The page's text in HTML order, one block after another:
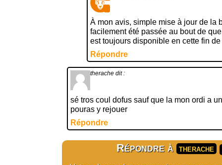
À mon avis, simple mise à jour de la
facilement été passée au bout de
est toujours disponible en cette fin
Répondre
therache dit :
sé tros coul dofus sauf que la mon ordi a
pouras y rejouer
Répondre
Répondre à therache